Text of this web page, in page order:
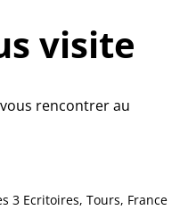
visite
rencontrer au
3 Ecritoires, Tours, France